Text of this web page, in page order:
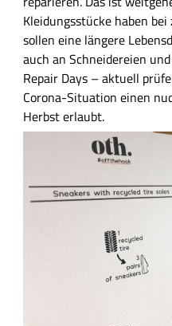
i
b
u
r
g
Kleidungsstücke haben
sollen eine längere
auch an Schneidereien
Repair Days – aktuell
Corona-Situation einen
Herbst erlaubt.